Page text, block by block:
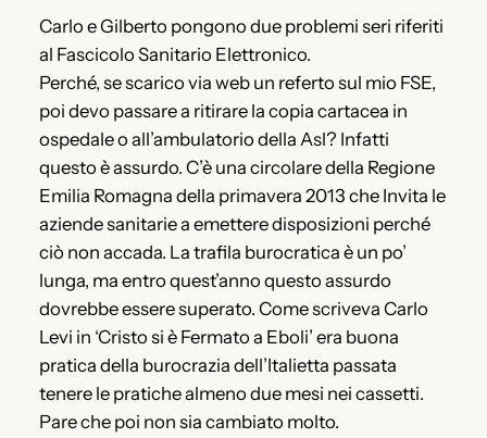
Carlo e Gilberto pongono due problemi seri riferiti
al Fascicolo Sanitario Elettronico.
Perché, se scarico via web un referto sul mio FSE,
poi devo passare a ritirare la copia cartacea in
ospedale o all’ambulatorio della Asl? Infatti
questo è assurdo. C’è una circolare della Regione
Emilia Romagna della primavera 2013 che Invita le
aziende sanitarie a emettere disposizioni perché
ciò non accada. La trafila burocratica è un po’
lunga, ma entro quest’anno questo assurdo
dovrebbe essere superato. Come scriveva Carlo
Levi in ‘Cristo si è Fermato a Eboli’ era buona
pratica della burocrazia dell’Italietta passata
tenere le pratiche almeno due mesi nei cassetti.
Pare che poi non sia cambiato molto.